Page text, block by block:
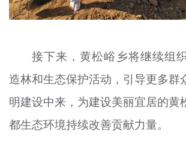
接下来，黄松峪乡将继续组
造林和生态保护活动，引导更多群
明建设中来，为建设美丽宜居的黄
都生态环境持续改善贡献力量。